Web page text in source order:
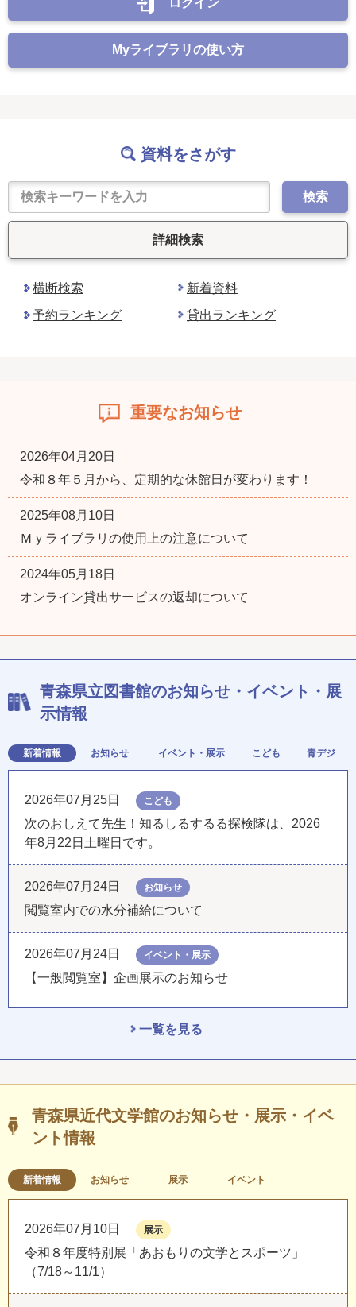
Myライブラリの使い方
資料をさがす
検索
詳細検索
横断検索
新着資料
予約ランキング
貸出ランキング
重要なお知らせ
2026年04月20日
令和８年５月から、定期的な休館日が変わります！
2025年08月10日
Ｍｙライブラリの使用上の注意について
2024年05月18日
オンライン貸出サービスの返却について
青森県立図書館のお知らせ・イベント・展
示情報
新着情報 お知らせ イベント・展示 こども 青デジ
2026年07月25日 こども
次のおしえて先生！知るしるするる探検隊は、2026
年8月22日土曜日です。
2026年07月24日 お知らせ
閲覧室内での水分補給について
2026年07月24日 イベント・展示
【一般閲覧室】企画展示のお知らせ
一覧を見る
青森県近代文学館のお知らせ・展示・イベ
ント情報
新着情報 お知らせ 展示 イベント
2026年07月10日 展示
令和８年度特別展「あおもりの文学とスポーツ」
（7/18～11/1）